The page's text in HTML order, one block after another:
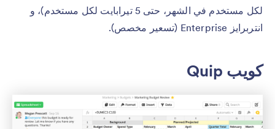
لكل مستخدم في الشهر، حتى 5 تيرابايت لكل مستخدم)، و
انتربرايز Enterprise (تسعير مخصص).
كويب Quip